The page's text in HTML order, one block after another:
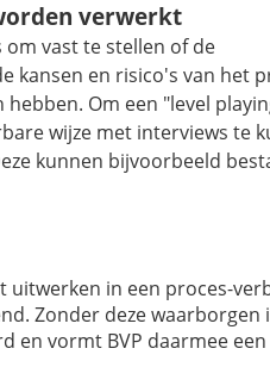
verwerkt
om vast te stellen of de
kansen en risico's van het
Om een "level
wijze met interviews te
kunnen bijvoorbeeld
in een proces-
Zonder deze waarborgen
en vormt BVP daarmee een